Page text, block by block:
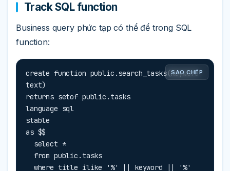
Track SQL function
Business query phức tạp có thể để trong SQL
function:
SAO CHÉP
create function public.search_tasks(keyword
text)
returns setof public.tasks
language sql
stable
as $$